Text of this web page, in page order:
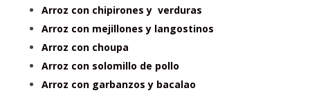
Arroz con chipirones y verduras
Arroz con mejillones y langostinos
Arroz con choupa
Arroz con solomillo de pollo
Arroz con garbanzos y bacalao